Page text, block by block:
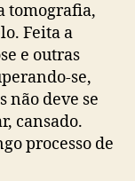
tomografia,
Feita a
e outras
se,
não deve se
cansado.
processo de